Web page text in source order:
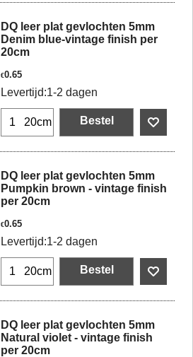
DQ leer plat gevlochten 5mm
Denim blue-vintage finish per
20cm
€0.65
Levertijd:1-2 dagen
20cm Bestel
DQ leer plat gevlochten 5mm
Pumpkin brown - vintage finish
per 20cm
€0.65
Levertijd:1-2 dagen
20cm Bestel
DQ leer plat gevlochten 5mm
Natural violet - vintage finish
per 20cm